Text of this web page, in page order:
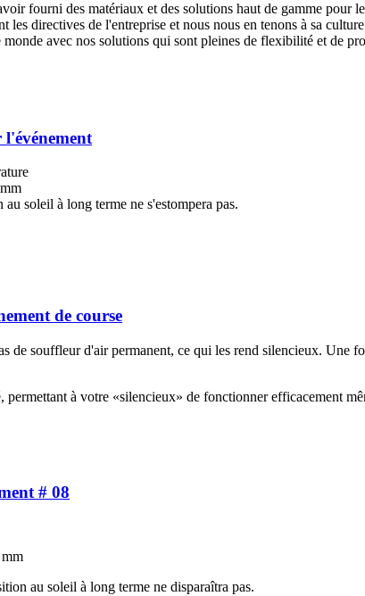
fourni des matériaux et des solutions haut de gamme pour
les directives de l'entreprise et nous nous en tenons à sa
avec nos solutions qui sont pleines de flexibilité et de
l'événement
soleil à long terme ne s'estompera pas.
de course
de souffleur d'air permanent, ce qui les rend silencieux. Une
à votre «silencieux» de fonctionner efficacement
# 08
au soleil à long terme ne disparaîtra pas.